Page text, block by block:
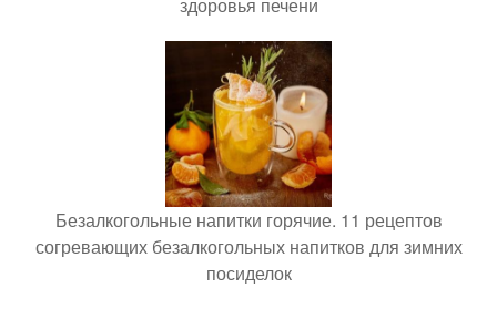
Безалкогольные напитки горячие. 11 рецептов
согревающих безалкогольных напитков для зимних
посиделок